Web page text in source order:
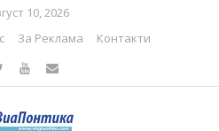
10, 2026
За Реклама Контакти